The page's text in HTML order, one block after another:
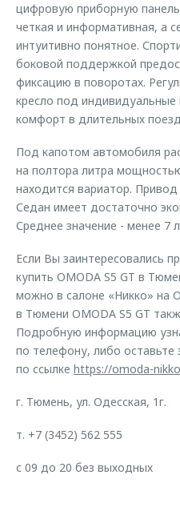
цифровую приборную
четкая и информативная, а
интуитивно понятное.
боковой поддержкой
фиксацию в поворотах.
кресло под
комфорт в длительных
Под капотом автомобиля
на полтора литра
находится вариатор.
Седан имеет достаточно
Среднее значение - менее 7
Если Вы заинтересовались
купить OMODA S5 GT в
можно в салоне «Никко» на
в Тюмени OMODA S5 GT
Подробную информацию
по телефону, либо оставьте
по ссылке https://omoda-
г. Тюмень, ул. Одесская, 1г.
т. +7 (3452) 562 555
с 09 до 20 без выходных